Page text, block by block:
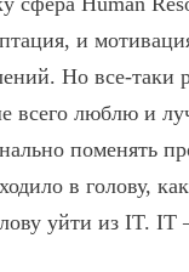
и
Но все-таки
всего люблю и
поменять
в голову,
уйти из IT.